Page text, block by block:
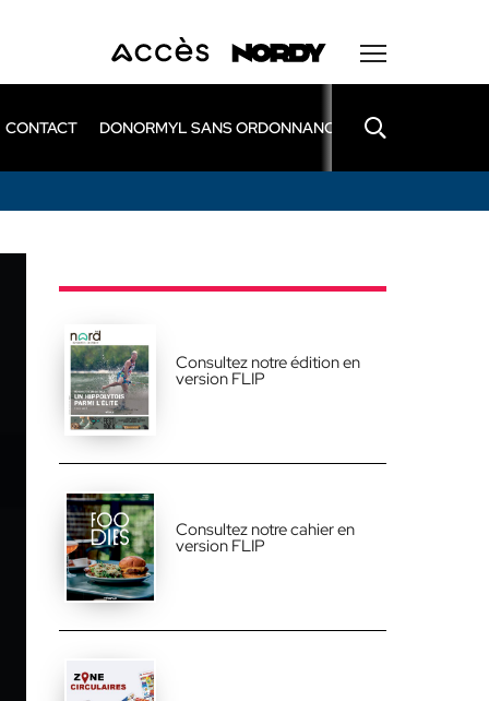
CONTACT DONORMYL SANS ORDONNANCE LEXOMIL SANS
Consultez notre édition en
version FLIP
Consultez notre cahier en
version FLIP